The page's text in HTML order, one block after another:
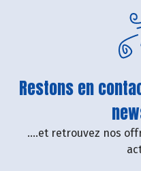
Restons en
....et retrouvez nos